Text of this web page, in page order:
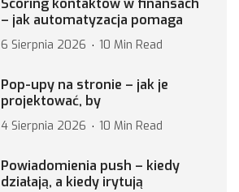
Scoring kontaktów w finansach
– jak automatyzacja pomaga
6 Sierpnia 2026 10 Min Read
Pop-upy na stronie – jak je
projektować, by
4 Sierpnia 2026 10 Min Read
Powiadomienia push – kiedy
działają, a kiedy irytują